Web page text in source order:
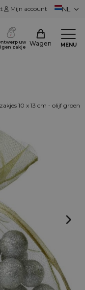
Mijn account NL
uw
zakje
Wagen MENU
10 x 13 cm - olijf groen